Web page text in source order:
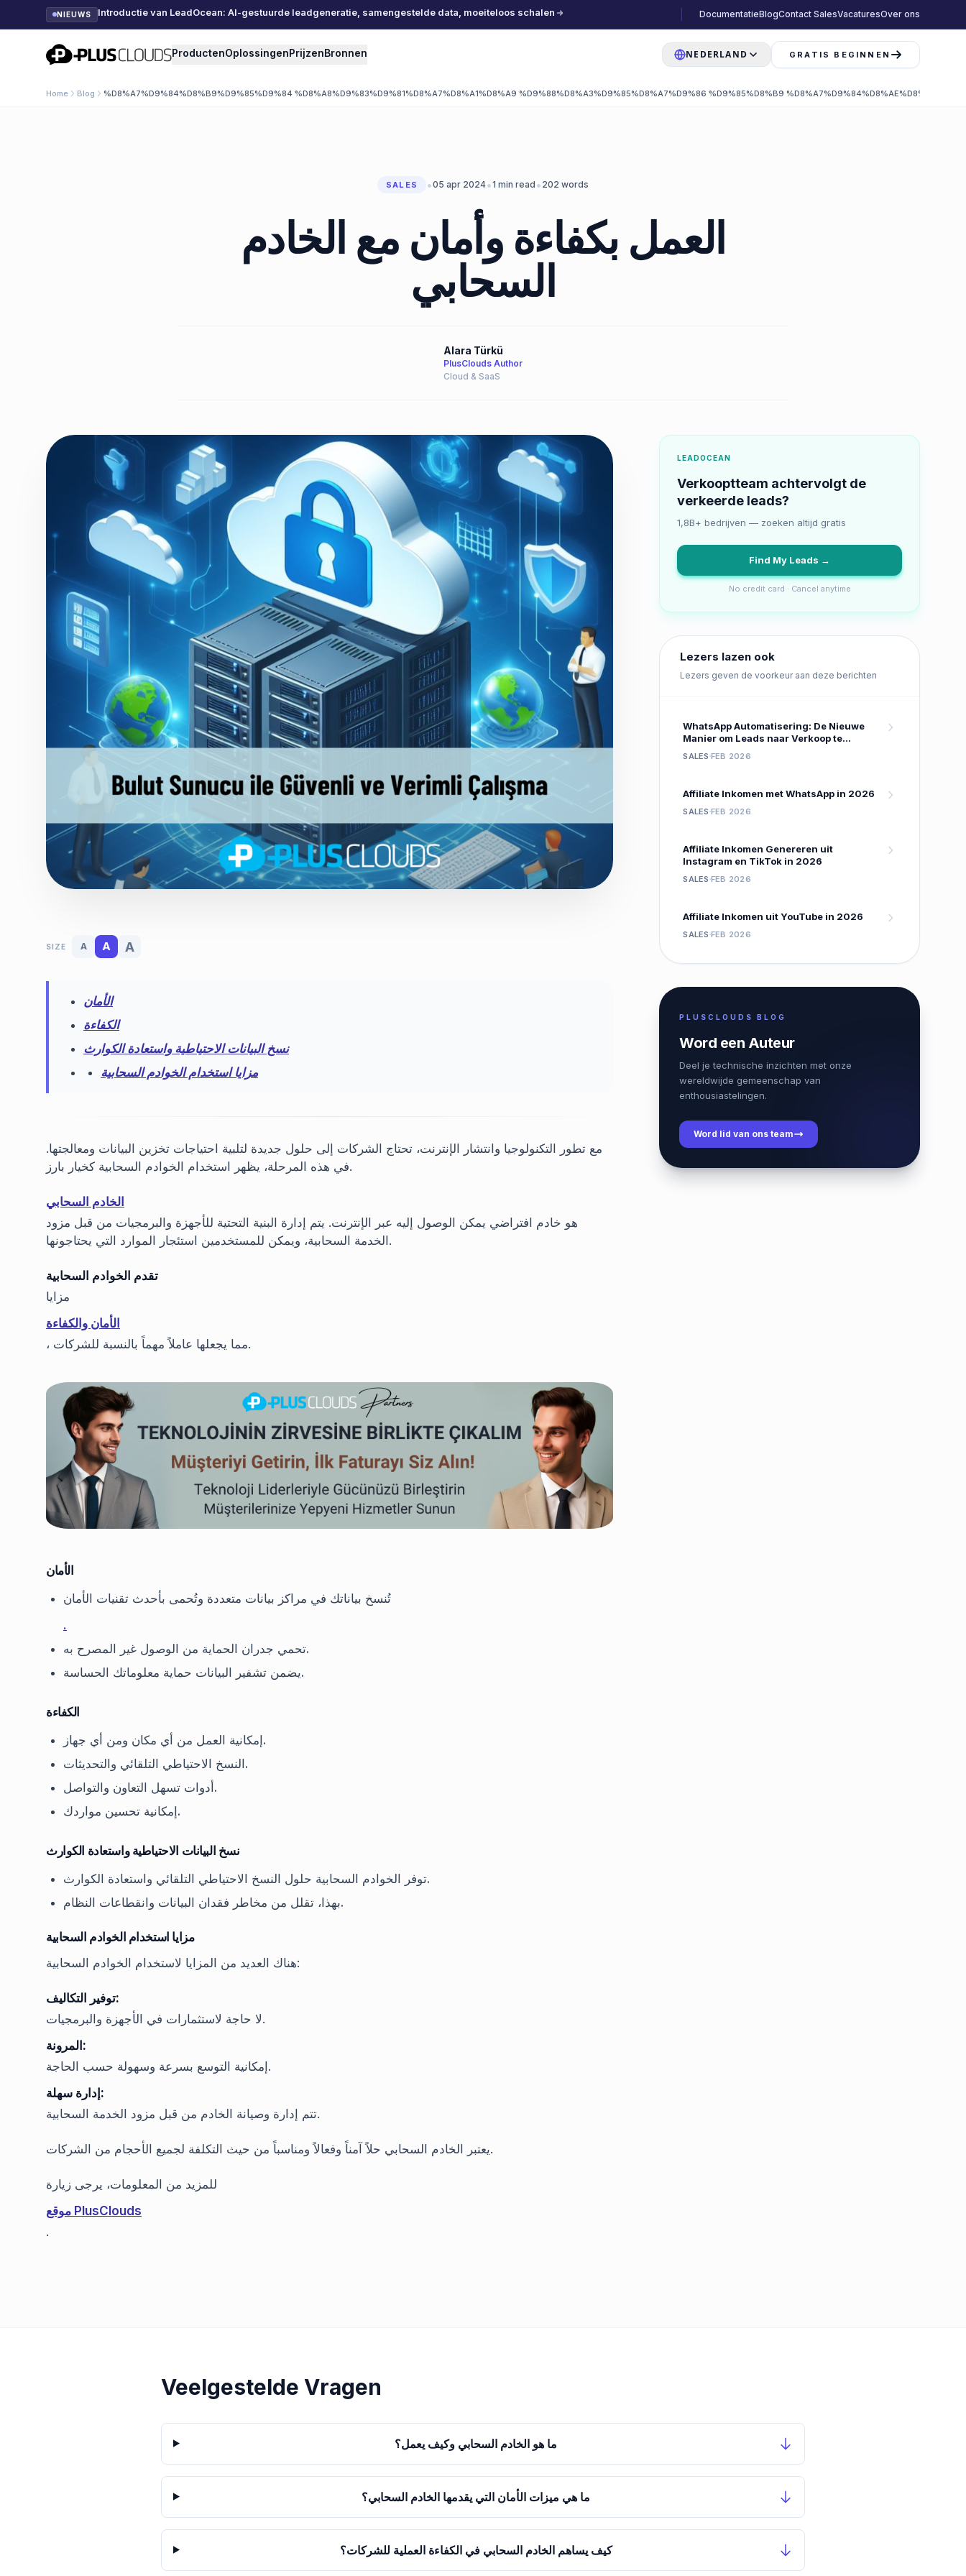
NIEUWS Introductie van LeadOcean: AI-gestuurde leadgeneratie, samengestelde data, moeiteloos schalen DocumentatieBlogContact SalesVacaturesOver ons
PlusClouds ProductenOplossingenPrijzenBronnen NEDERLAND GRATIS BEGINNEN
Home Blog %D8%A7%D9%84%D8%B9%D9%85%D9%84 %D8%A8%D9%83%D9%81%D8%A7%D8%A1%D8%A9 %D9%88%D8%A3%D9%85%D8%A7%D9%86 %D9%85%D8%B9
SALES •05 apr 2024•1 min read • 202 words
العمل بكفاءة وأمان مع الخادم
السحابي
Alara Türkü
PlusClouds Author
Cloud & SaaS
SIZE A A A
الأمان
الكفاءة
نسخ البيانات الاحتياطية واستعادة الكوارث
مزايا استخدام الخوادم السحابية
مع تطور التكنولوجيا وانتشار الإنترنت، تحتاج الشركات إلى حلول جديدة لتلبية احتياجات تخزين البيانات ومعالجتها.
في هذه المرحلة، يظهر استخدام الخوادم السحابية كخيار بارز.
الخادم السحابي
هو خادم افتراضي يمكن الوصول إليه عبر الإنترنت. يتم إدارة البنية التحتية للأجهزة والبرمجيات من قبل مزود
الخدمة السحابية، ويمكن للمستخدمين استئجار الموارد التي يحتاجونها.
تقدم الخوادم السحابية
مزايا
الأمان والكفاءة
، مما يجعلها عاملاً مهماً بالنسبة للشركات.
الأمان
تُنسخ بياناتك في مراكز بيانات متعددة وتُحمى بأحدث تقنيات الأمان
.
تحمي جدران الحماية من الوصول غير المصرح به.
يضمن تشفير البيانات حماية معلوماتك الحساسة.
الكفاءة
إمكانية العمل من أي مكان ومن أي جهاز.
النسخ الاحتياطي التلقائي والتحديثات.
أدوات تسهل التعاون والتواصل.
إمكانية تحسين مواردك.
نسخ البيانات الاحتياطية واستعادة الكوارث
توفر الخوادم السحابية حلول النسخ الاحتياطي التلقائي واستعادة الكوارث.
بهذا، تقلل من مخاطر فقدان البيانات وانقطاعات النظام.
مزايا استخدام الخوادم السحابية
هناك العديد من المزايا لاستخدام الخوادم السحابية:
توفير التكاليف:
لا حاجة لاستثمارات في الأجهزة والبرمجيات.
المرونة:
إمكانية التوسع بسرعة وسهولة حسب الحاجة.
إدارة سهلة:
تتم إدارة وصيانة الخادم من قبل مزود الخدمة السحابية.
يعتبر الخادم السحابي حلاً آمناً وفعالاً ومناسباً من حيث التكلفة لجميع الأحجام من الشركات.
للمزيد من المعلومات، يرجى زيارة
موقع PlusClouds
.
LEADOCEAN
Verkooptteam achtervolgt de
verkeerde leads?
1,8B+ bedrijven — zoeken altijd gratis
Find My Leads →
No credit card · Cancel anytime
Lezers lazen ook
Lezers geven de voorkeur aan deze berichten
WhatsApp Automatisering: De Nieuwe
Manier om Leads naar Verkoop te
SALES FEB 2026
Affiliate Inkomen met WhatsApp in 2026
SALES FEB 2026
Affiliate Inkomen Genereren uit
Instagram en TikTok in 2026
SALES FEB 2026
Affiliate Inkomen uit YouTube in 2026
SALES FEB 2026
PLUSCLOUDS BLOG
Word een Auteur
Deel je technische inzichten met onze
wereldwijde gemeenschap van
enthousiastelingen.
Word lid van ons team
Veelgestelde Vragen
ما هو الخادم السحابي وكيف يعمل؟
ما هي ميزات الأمان التي يقدمها الخادم السحابي؟
كيف يساهم الخادم السحابي في الكفاءة العملية للشركات؟